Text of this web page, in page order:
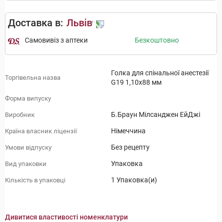
Доставка в: Львів
Самовивіз з аптеки Безкоштовно
Торгівельна назва
Голка для спінальної анестезії
G19 1,10x88 мм
Форма випуску
Виробник Б.Браун Мілсанджен ЕйДжі
Країна власник ліцензії Німеччина
Умови відпуску Без рецепту
Вид упаковки Упаковка
Кількість в упаковці 1 Упаковка(и)
Дивитися властивості номенклатури